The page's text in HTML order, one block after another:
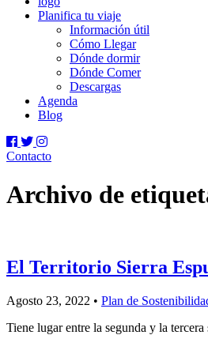
Planifica tu viaje
Información útil
Cómo Llegar
Dónde dormir
Dónde Comer
Descargas
Agenda
Blog
Contacto
Archivo de
El Territorio Sierra
Agosto 23, 2022 • Plan de
Tiene lugar entre la segunda y la